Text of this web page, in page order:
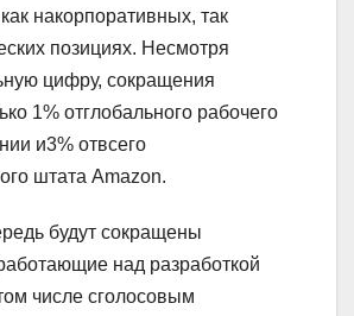
накорпоративных, так
позициях. Несмотря
цифру, сокращения
1% отглобального рабочего
и3% отвсего
штата Amazon.
будут сокращены
над разработкой
числе сголосовым